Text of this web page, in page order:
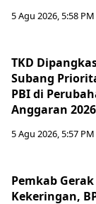
5 Agu 2026, 5:58 PM
TKD
Subang
PBI di
Anggaran 2026
5 Agu 2026, 5:57 PM
Pemkab
Kekeringan,